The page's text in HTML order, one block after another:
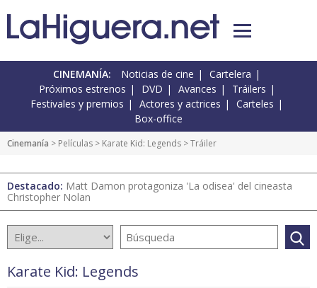
CINEMANÍA: Noticias de cine
Cartelera
Próximos estrenos
DVD Avances
Tráilers
Festivales y premios
Actores y actrices
Carteles
Box-office
Cinemanía > Películas > Karate Kid: Legends > Tráiler
Destacado: Matt Damon protagoniza 'La odisea' del cineasta
Christopher Nolan
Karate Kid: Legends